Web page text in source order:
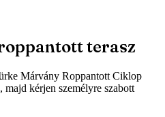
terasz
Márvány Roppantott Ciklop
majd kérjen személyre szabott